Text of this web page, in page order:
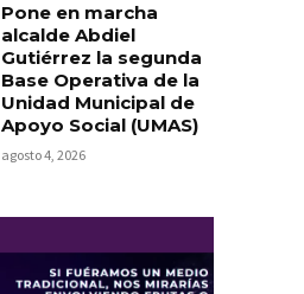
Pone en marcha
alcalde Abdiel
Gutiérrez la segunda
Base Operativa de la
Unidad Municipal de
Apoyo Social (UMAS)
agosto 4, 2026